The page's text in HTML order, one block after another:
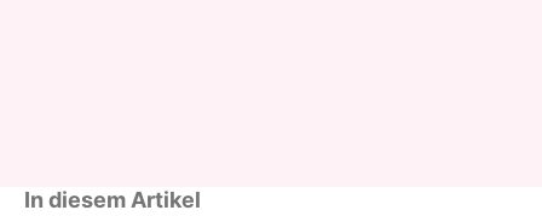
In diesem Artikel